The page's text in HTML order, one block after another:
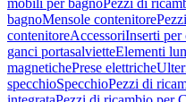
mobili per bagnoPezzi di
bagnoMensole contenitore
contenitoreAccessoriInserti per
ganci portasalvietteElementi
magnetichePrese elettriche
specchioSpecchioPezzi di